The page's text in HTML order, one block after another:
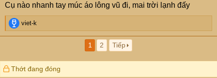
Cụ nào nhanh tay múc áo lông vũ đi, mai trời lạnh đấy
R
e
i
viet-k
1 2 Tiếp
Thớt đang đóng